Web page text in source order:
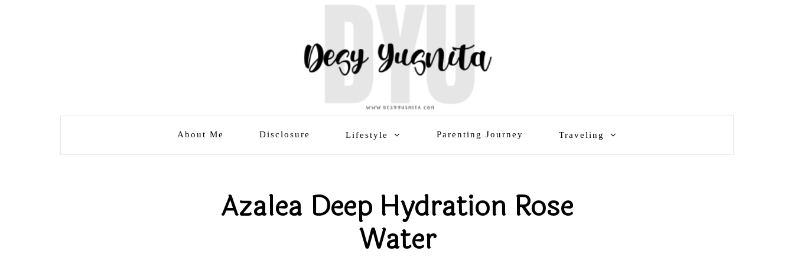
About Me Disclosure Lifestyle Parenting Journey Traveling
Azalea Deep Hydration Rose
Water